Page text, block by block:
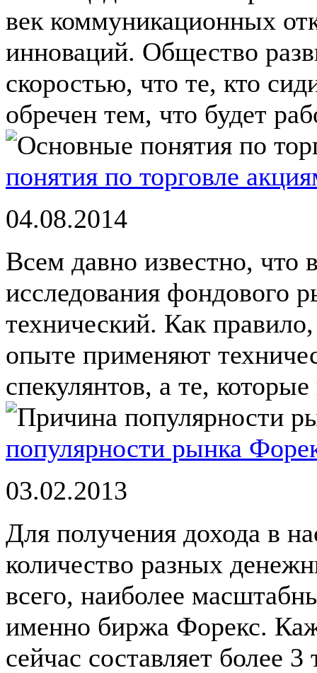
век коммуникационных
инноваций. Общество
скоростью, что те, кто
обречен тем, что будет
понятия по торговле
04.08.2014
Всем давно известно, что
исследования фондового
технический. Как
опыте применяют
спекулянтов, а те,
популярности рынка
03.02.2013
Для получения дохода в
количество разных
всего, наиболее
именно биржа Форекс.
сейчас составляет более 3